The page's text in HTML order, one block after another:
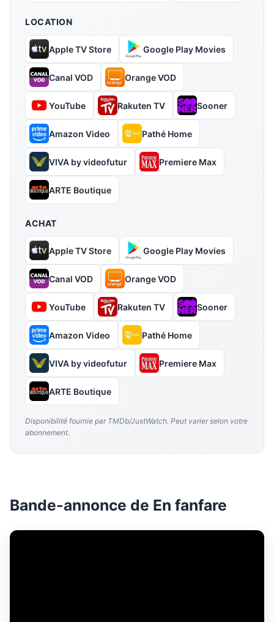
LOCATION
Apple TV Store Google Play Movies
Canal VOD Orange VOD
YouTube Rakuten TV Sooner
Amazon Video Pathé Home
VIVA by videofutur Premiere Max
ARTE Boutique
ACHAT
Apple TV Store Google Play Movies
Canal VOD Orange VOD
YouTube Rakuten TV Sooner
Amazon Video Pathé Home
VIVA by videofutur Premiere Max
ARTE Boutique
Disponibilité fournie par TMDb/JustWatch. Peut varier selon votre
abonnement.
Bande-annonce de En fanfare